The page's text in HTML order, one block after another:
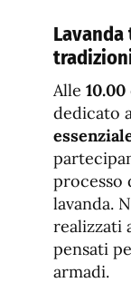
Alle 10.00
dedicato
processo
lavanda.
realizzati
pensati
armadi.